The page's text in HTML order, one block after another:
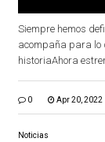
Siempre hemos
acompaña para lo
historiaAhora
0 Apr 20, 2022
Noticias